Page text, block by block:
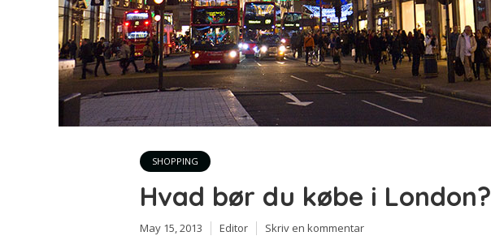
SHOPPING
Hvad bør du købe i London?
May 15, 2013 Editor Skriv en kommentar